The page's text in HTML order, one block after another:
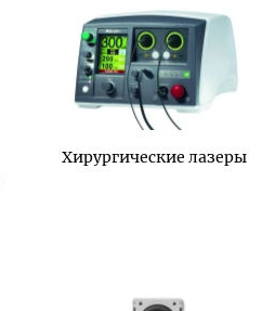
Хирургические лазеры